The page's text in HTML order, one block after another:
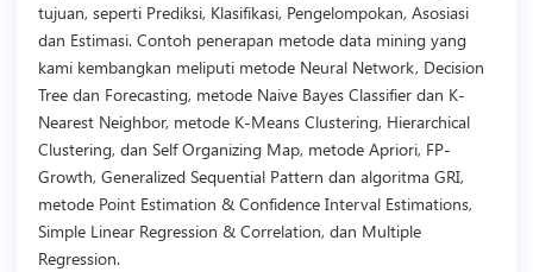
tujuan, seperti Prediksi, Klasifikasi, Pengelompokan, Asosiasi
dan Estimasi. Contoh penerapan metode data mining yang
kami kembangkan meliputi metode Neural Network, Decision
Tree dan Forecasting, metode Naive Bayes Classifier dan K-
Nearest Neighbor, metode K-Means Clustering, Hierarchical
Clustering, dan Self Organizing Map, metode Apriori, FP-
Growth, Generalized Sequential Pattern dan algoritma GRI,
metode Point Estimation & Confidence Interval Estimations,
Simple Linear Regression & Correlation, dan Multiple
Regression.